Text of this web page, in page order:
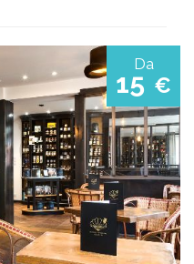
Da
15 €